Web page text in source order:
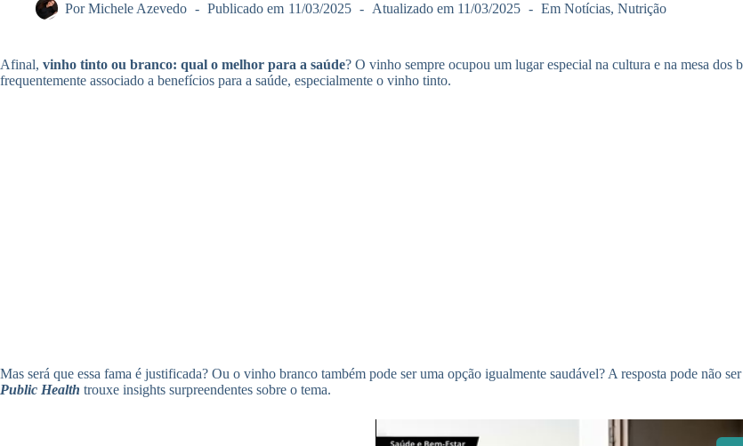
Por Michele Azevedo Publicado em 11/03/2025 Atualizado em 11/03/2025 Em Notícias,Nutrição
Afinal, vinho tinto ou branco: qual o melhor para a saúde? O vinho sempre ocupou um lugar especial na cultura e na mesa
frequentemente associado a benefícios para a saúde, especialmente o vinho tinto.
Mas será que essa fama é justificada? Ou o vinho branco também pode ser uma opção igualmente saudável? A resposta pode não
Public Health trouxe insights surpreendentes sobre o tema.